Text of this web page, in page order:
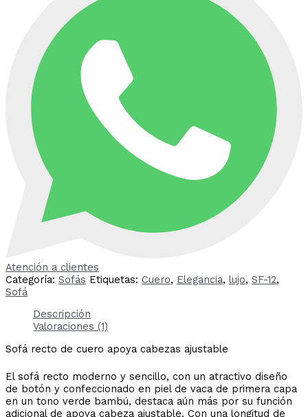
Atención a clientes
Categoría: Sofás Etiquetas: Cuero, Elegancia, lujo, SF-12,
Sofá
Descripción
Valoraciones (1)
Sofá recto de cuero apoya cabezas ajustable
El sofá recto moderno y sencillo, con un atractivo diseño
de botón y confeccionado en piel de vaca de primera capa
en un tono verde bambú, destaca aún más por su función
adicional de apoya cabeza ajustable. Con una longitud de